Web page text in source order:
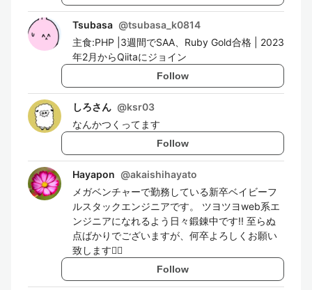
Tsubasa @tsubasa_k0814
主食:PHP |3週間でSAA、Ruby Gold合格 | 2023
年2月からQiitaにジョイン
Follow
しろさん @ksr03
なんかつくってます
Follow
Hayapon @akaishihayato
メガベンチャーで勤務している新卒ベイビーフ
ルスタックエンジニアです。 ツヨツヨweb系エ
ンジニアになれるよう日々鍛錬中です!! 至らぬ
点ばかりでございますが、何卒よろしくお願い
致します🙇‍♀️
Follow